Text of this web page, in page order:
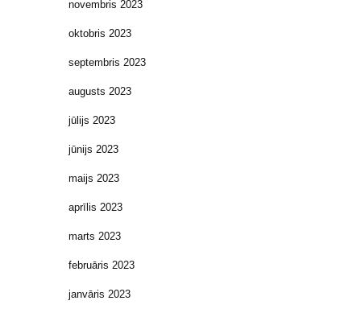
novembris 2023
oktobris 2023
septembris 2023
augusts 2023
jūlijs 2023
jūnijs 2023
maijs 2023
aprīlis 2023
marts 2023
februāris 2023
janvāris 2023